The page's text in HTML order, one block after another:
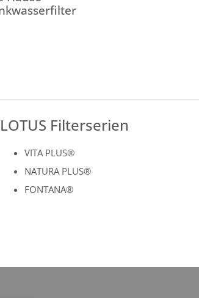
LOTUS Filterserien
VITA PLUS®
NATURA PLUS®
FONTANA®